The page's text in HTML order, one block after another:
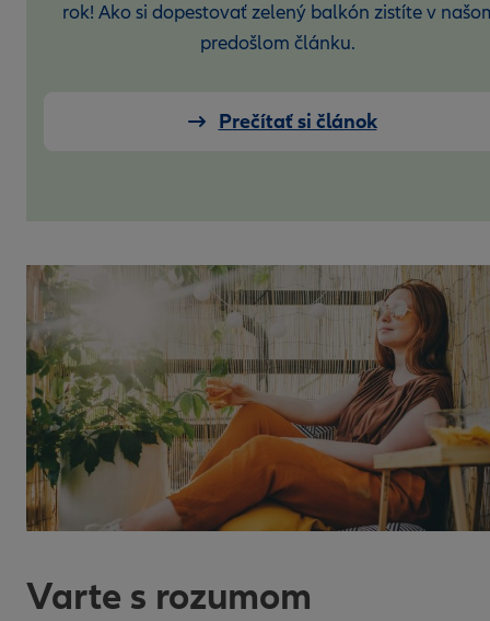
rok! Ako si dopestovať zelený balkón zistíte v
predošlom článku.
Prečítať si článok
Varte s rozumom